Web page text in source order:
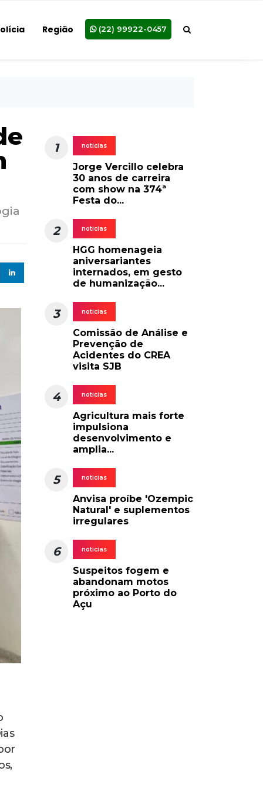
Região (22) 99922-0457
1 noticias
Jorge Vercillo celebra
30 anos de carreira
com show na 374ª
Festa do...
2 noticias
HGG homenageia
aniversariantes
internados, em gesto
de humanização...
3 noticias
Comissão de Análise e
Prevenção de
Acidentes do CREA
visita SJB
4 noticias
Agricultura mais forte
impulsiona
desenvolvimento e
amplia...
5 noticias
Anvisa proíbe 'Ozempic
Natural' e suplementos
irregulares
6 noticias
Suspeitos fogem e
abandonam motos
próximo ao Porto do
Açu